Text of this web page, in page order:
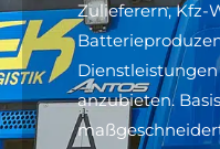
Zulieferern, Kfz-
anzubieten.